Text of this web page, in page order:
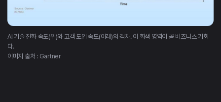
AI 기술 진화 속도(위)와 고객 도입 속도(아래)의 격차. 이 회색 영역이 곧 비즈니스 기회
다.
이미지 출처 : Gartner